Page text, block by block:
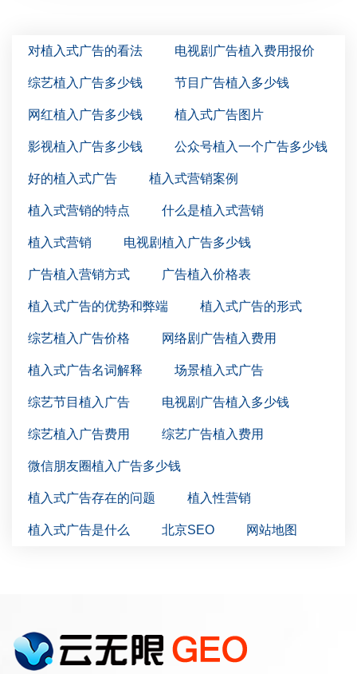
对植入式广告的看法 电视剧广告植入费用报价
综艺植入广告多少钱 节目广告植入多少钱
网红植入广告多少钱 植入式广告图片
影视植入广告多少钱 公众号植入一个广告多少钱
好的植入式广告 植入式营销案例
植入式营销的特点 什么是植入式营销
植入式营销 电视剧植入广告多少钱
广告植入营销方式 广告植入价格表
植入式广告的优势和弊端 植入式广告的形式
综艺植入广告价格 网络剧广告植入费用
植入式广告名词解释 场景植入式广告
综艺节目植入广告 电视剧广告植入多少钱
综艺植入广告费用 综艺广告植入费用
微信朋友圈植入广告多少钱
植入式广告存在的问题 植入性营销
植入式广告是什么 北京SEO 网站地图